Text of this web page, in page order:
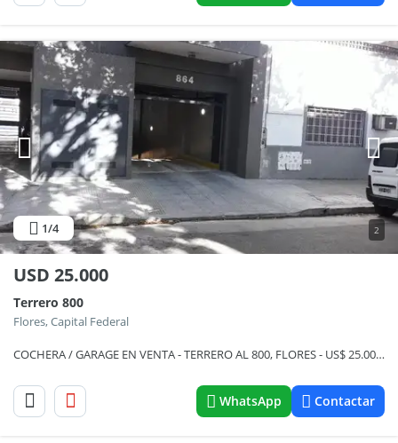
1/4 2
USD 25.000
Terrero 800
Flores, Capital Federal
COCHERA / GARAGE EN VENTA - TERRERO AL 800, FLORES - US$ 25.000 -
WhatsApp Contactar